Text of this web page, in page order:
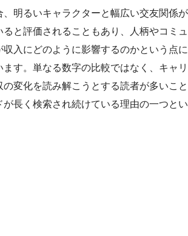
、明るいキャラクターと幅広い交友関係が
と評価されることもあり、人柄やコミュ
収入にどのように影響するのかという点に
ます。単なる数字の比較ではなく、キャリ
変化を読み解こうとする読者が多いこと
が長く検索され続けている理由の一つとい